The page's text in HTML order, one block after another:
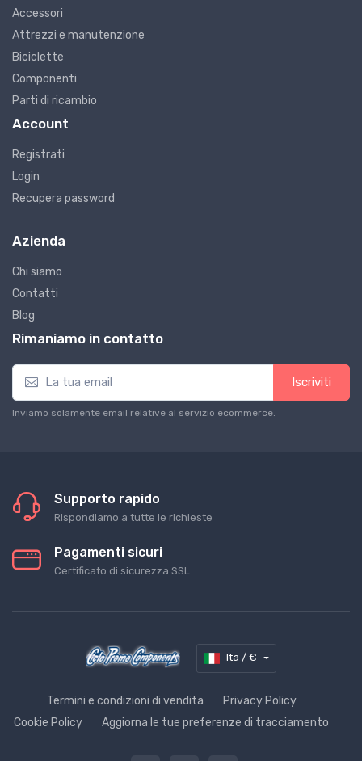
Accessori
Attrezzi e manutenzione
Biciclette
Componenti
Parti di ricambio
Account
Registrati
Login
Recupera password
Azienda
Chi siamo
Contatti
Blog
Rimaniamo in contatto
Iscriviti
Inviamo solamente email relative al servizio ecommerce.
Supporto rapido
Rispondiamo a tutte le richieste
Pagamenti sicuri
Certificato di sicurezza SSL
Ita / €
Termini e condizioni di vendita
Privacy Policy
Cookie Policy
Aggiorna le tue preferenze di tracciamento